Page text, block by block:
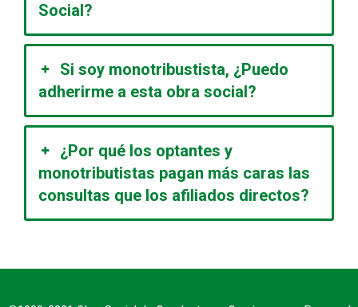
Social?
Si soy monotribustista, ¿Puedo
adherirme a esta obra social?
¿Por qué los optantes y
monotributistas pagan más caras las
consultas que los afiliados directos?